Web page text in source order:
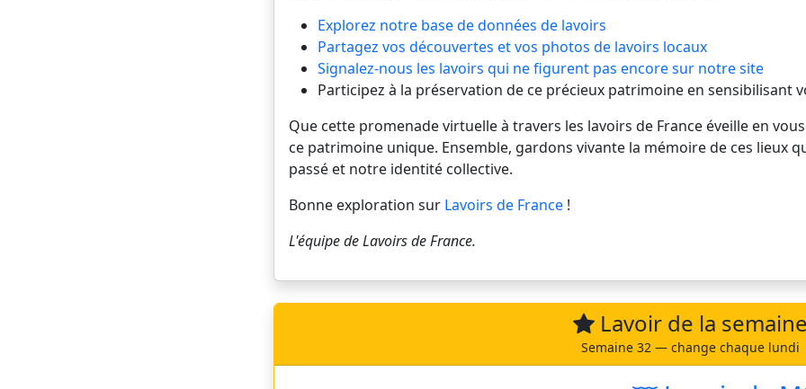
Explorez notre base de données de lavoirs
Partagez vos découvertes et vos photos de lavoirs locaux
Signalez-nous les lavoirs qui ne figurent pas encore sur notre site
Participez à la préservation de ce précieux patrimoine en sensibilisant
Que cette promenade virtuelle à travers les lavoirs de France éveille en
ce patrimoine unique. Ensemble, gardons vivante la mémoire de ces lieux
passé et notre identité collective.
Bonne exploration sur Lavoirs de France !
L'équipe deLavoirs de France.
Lavoir de la semaine
Semaine 32 — change chaque lundi